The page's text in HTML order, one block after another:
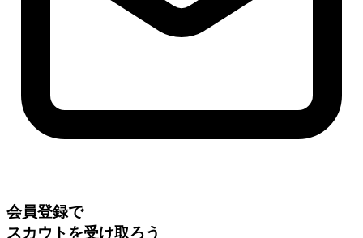
会員登録で
スカウトを受け取ろう